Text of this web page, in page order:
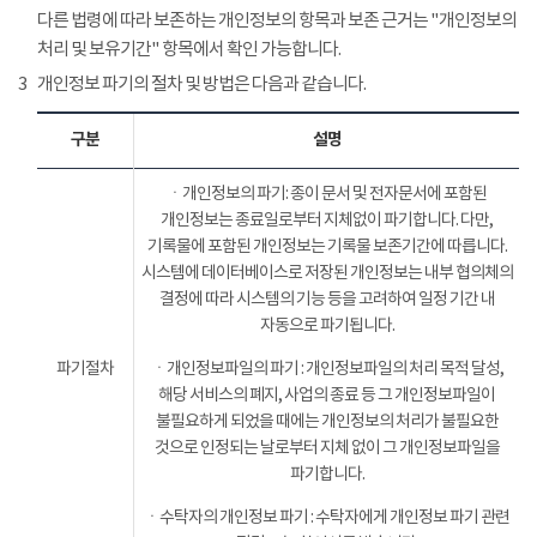
다른 법령에 따라 보존하는 개인정보의 항목과 보존 근거는 "개인정보의
처리 및 보유기간" 항목에서 확인 가능합니다.
3 개인정보 파기의 절차 및 방법은 다음과 같습니다.
구분 설명
파기절차
ㆍ개인정보의 파기: 종이 문서 및 전자문서에 포함된
개인정보는 종료일로부터 지체없이 파기합니다. 다만,
기록물에 포함된 개인정보는 기록물 보존기간에 따릅니다.
시스템에 데이터베이스로 저장된 개인정보는 내부 협의체의
결정에 따라 시스템의 기능 등을 고려하여 일정 기간 내
자동으로 파기됩니다.
ㆍ개인정보파일의 파기 : 개인정보파일의 처리 목적 달성,
해당 서비스의 폐지, 사업의 종료 등 그 개인정보파일이
불필요하게 되었을 때에는 개인정보의 처리가 불필요한
것으로 인정되는 날로부터 지체 없이 그 개인정보파일을
파기합니다.
ㆍ수탁자의 개인정보 파기 : 수탁자에게 개인정보 파기 관련